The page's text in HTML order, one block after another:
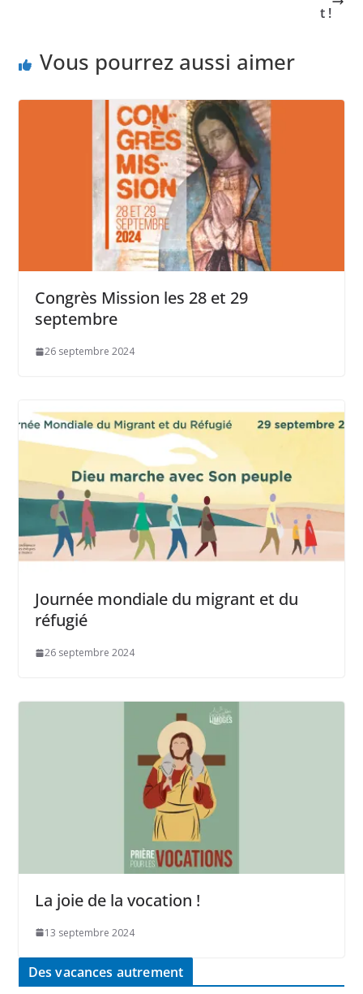
t !
Vous pourrez aussi aimer
Congrès Mission les 28 et 29
septembre
26 septembre 2024
Journée mondiale du migrant et du
réfugié
26 septembre 2024
La joie de la vocation !
13 septembre 2024
Des vacances autrement